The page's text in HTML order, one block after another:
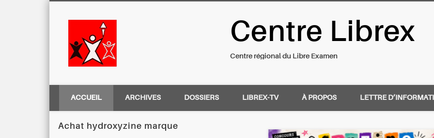
Centre Régional du Libre Examen
Centre Librex
Centre régional du Libre Examen
ACCUEIL ARCHIVES DOSSIERS LIBREX-TV À PROPOS LETTRE
Achat hydroxyzine marque